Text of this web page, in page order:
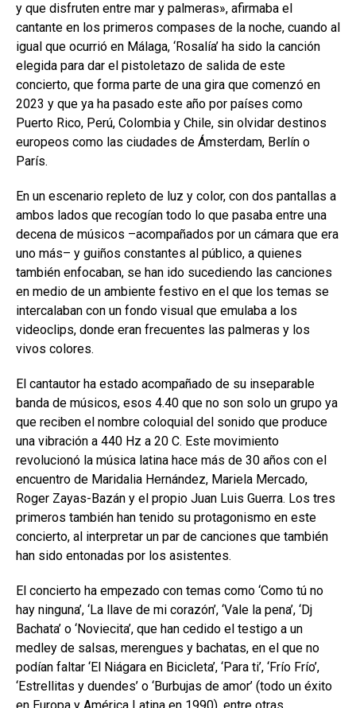
y que disfruten entre mar y palmeras», afirmaba el
cantante en los primeros compases de la noche, cuando al
igual que ocurrió en Málaga, ‘Rosalía’ ha sido la canción
elegida para dar el pistoletazo de salida de este
concierto, que forma parte de una gira que comenzó en
2023 y que ya ha pasado este año por países como
Puerto Rico, Perú, Colombia y Chile, sin olvidar destinos
europeos como las ciudades de Ámsterdam, Berlín o
París.
En un escenario repleto de luz y color, con dos pantallas a
ambos lados que recogían todo lo que pasaba entre una
decena de músicos –acompañados por un cámara que era
uno más– y guiños constantes al público, a quienes
también enfocaban, se han ido sucediendo las canciones
en medio de un ambiente festivo en el que los temas se
intercalaban con un fondo visual que emulaba a los
videoclips, donde eran frecuentes las palmeras y los
vivos colores.
El cantautor ha estado acompañado de su inseparable
banda de músicos, esos 4.40 que no son solo un grupo ya
que reciben el nombre coloquial del sonido que produce
una vibración a 440 Hz a 20 C. Este movimiento
revolucionó la música latina hace más de 30 años con el
encuentro de Maridalia Hernández, Mariela Mercado,
Roger Zayas-Bazán y el propio Juan Luis Guerra. Los tres
primeros también han tenido su protagonismo en este
concierto, al interpretar un par de canciones que también
han sido entonadas por los asistentes.
El concierto ha empezado con temas como ‘Como tú no
hay ninguna’, ‘La llave de mi corazón’, ‘Vale la pena’, ‘Dj
Bachata’ o ‘Noviecita’, que han cedido el testigo a un
medley de salsas, merengues y bachatas, en el que no
podían faltar ‘El Niágara en Bicicleta’, ‘Para ti’, ‘Frío Frío’,
‘Estrellitas y duendes’ o ‘Burbujas de amor’ (todo un éxito